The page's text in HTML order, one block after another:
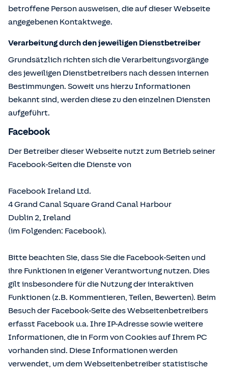
betroffene Person ausweisen, die auf dieser Webseite
angegebenen Kontaktwege.
Verarbeitung durch den jeweiligen Dienstbetreiber
Grundsätzlich richten sich die Verarbeitungsvorgänge
des jeweiligen Dienstbetreibers nach dessen internen
Bestimmungen. Soweit uns hierzu Informationen
bekannt sind, werden diese zu den einzelnen Diensten
aufgeführt.
Facebook
Der Betreiber dieser Webseite nutzt zum Betrieb seiner
Facebook-Seiten die Dienste von
Facebook Ireland Ltd.
4 Grand Canal Square Grand Canal Harbour
Dublin 2, Ireland
(im Folgenden: Facebook).
Bitte beachten Sie, dass Sie die Facebook-Seiten und
ihre Funktionen in eigener Verantwortung nutzen. Dies
gilt insbesondere für die Nutzung der interaktiven
Funktionen (z.B. Kommentieren, Teilen, Bewerten). Beim
Besuch der Facebook-Seite des Webseitenbetreibers
erfasst Facebook u.a. Ihre IP-Adresse sowie weitere
Informationen, die in Form von Cookies auf Ihrem PC
vorhanden sind. Diese Informationen werden
verwendet, um dem Webseitenbetreiber statistische